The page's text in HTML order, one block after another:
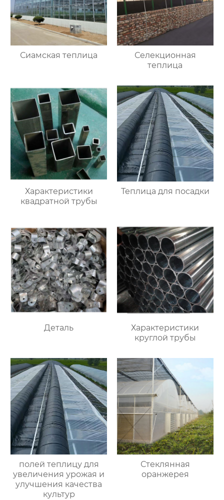
Сиамская теплица
Селекционная
теплица
Характеристики
квадратной трубы
Теплица для посадки
Деталь
Характеристики
круглой трубы
полей теплицу для
увеличения урожая и
улучшения качества
культур
Стеклянная
оранжерея